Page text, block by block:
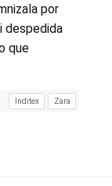
por
despedida
que
Inditex Zara